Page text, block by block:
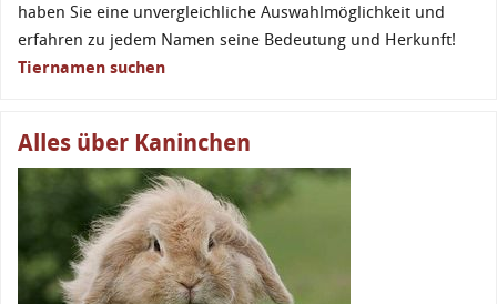
haben Sie eine unvergleichliche Auswahlmöglichkeit und
erfahren zu jedem Namen seine Bedeutung und Herkunft!
Tiernamen suchen
Alles über Kaninchen